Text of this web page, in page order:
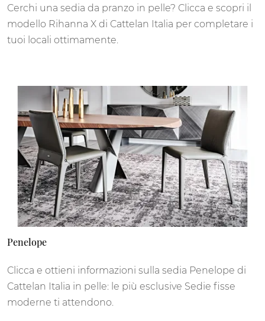
Cerchi una sedia da pranzo in pelle? Clicca e scopri il
modello Rihanna X di Cattelan Italia per completare i
tuoi locali ottimamente.
Penelope
Clicca e ottieni informazioni sulla sedia Penelope di
Cattelan Italia in pelle: le più esclusive Sedie fisse
moderne ti attendono.